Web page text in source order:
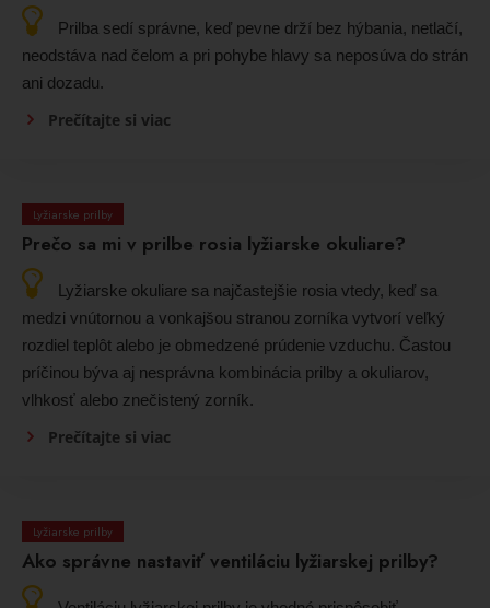
Prilba sedí správne, keď pevne drží bez hýbania, netlačí,
neodstáva nad čelom a pri pohybe hlavy sa neposúva do strán
ani dozadu.
Prečítajte si viac
Lyžiarske prilby
Prečo sa mi v prilbe rosia lyžiarske okuliare?
Lyžiarske okuliare sa najčastejšie rosia vtedy, keď sa
medzi vnútornou a vonkajšou stranou zorníka vytvorí veľký
rozdiel teplôt alebo je obmedzené prúdenie vzduchu. Častou
príčinou býva aj nesprávna kombinácia prilby a okuliarov,
vlhkosť alebo znečistený zorník.
Prečítajte si viac
Lyžiarske prilby
Ako správne nastaviť ventiláciu lyžiarskej prilby?